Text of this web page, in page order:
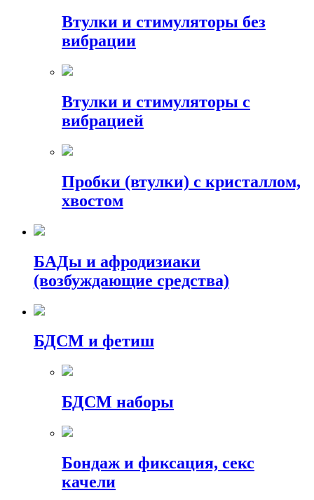
Втулки и стимуляторы без
вибрации
Втулки и стимуляторы с
вибрацией
Пробки (втулки) с кристаллом,
хвостом
БАДы и афродизиаки
(возбуждающие средства)
БДСМ и фетиш
БДСМ наборы
Бондаж и фиксация, секс
качели